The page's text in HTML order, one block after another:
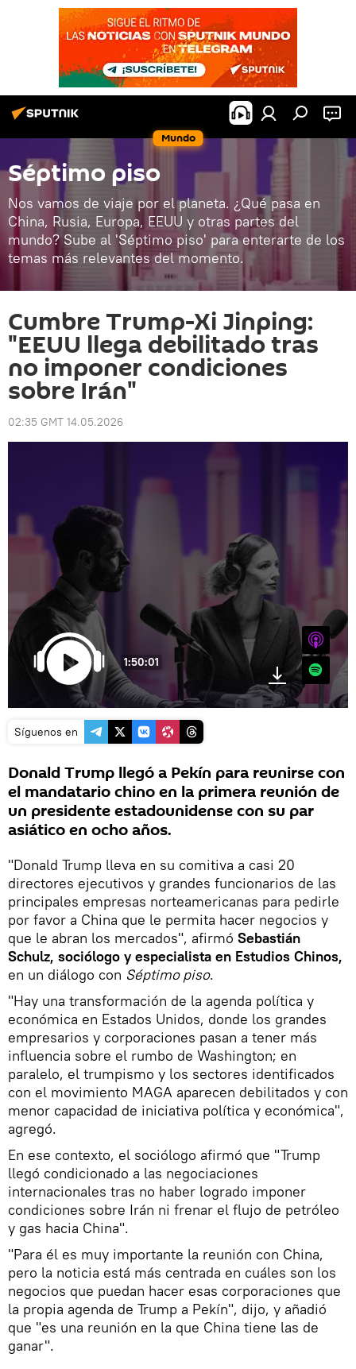
Mundo
Séptimo piso
Nos vamos de viaje por el planeta. ¿Qué pasa en
China, Rusia, Europa, EEUU y otras partes del
mundo? Sube al 'Séptimo piso' para enterarte de los
temas más relevantes del momento.
Cumbre Trump-Xi Jinping:
"EEUU llega debilitado tras
no imponer condiciones
sobre Irán"
02:35 GMT 14.05.2026
1:50:01
iTunes
Spotify
Síguenos en
Donald Trump llegó a Pekín para reunirse con
el mandatario chino en la primera reunión de
un presidente estadounidense con su par
asiático en ocho años.
"Donald Trump lleva en su comitiva a casi 20
directores ejecutivos y grandes funcionarios de las
principales empresas norteamericanas para pedirle
por favor a China que le permita hacer negocios y
que le abran los mercados", afirmó Sebastián
Schulz, sociólogo y especialista en Estudios Chinos,
en un diálogo con Séptimo piso.
"Hay una transformación de la agenda política y
económica en Estados Unidos, donde los grandes
empresarios y corporaciones pasan a tener más
influencia sobre el rumbo de Washington; en
paralelo, el trumpismo y los sectores identificados
con el movimiento MAGA aparecen debilitados y con
menor capacidad de iniciativa política y económica",
agregó.
En ese contexto, el sociólogo afirmó que "Trump
llegó condicionado a las negociaciones
internacionales tras no haber logrado imponer
condiciones sobre Irán ni frenar el flujo de petróleo
y gas hacia China".
"Para él es muy importante la reunión con China,
pero la noticia está más centrada en cuáles son los
negocios que puedan hacer esas corporaciones que
la propia agenda de Trump a Pekín", dijo, y añadió
que "es una reunión en la que China tiene las de
ganar".